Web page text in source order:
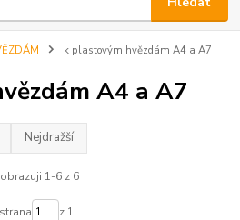
k plastovým hvězdám A4 a A7
A4 a A7
Nejdražší
1-6 z 6
strana z 1